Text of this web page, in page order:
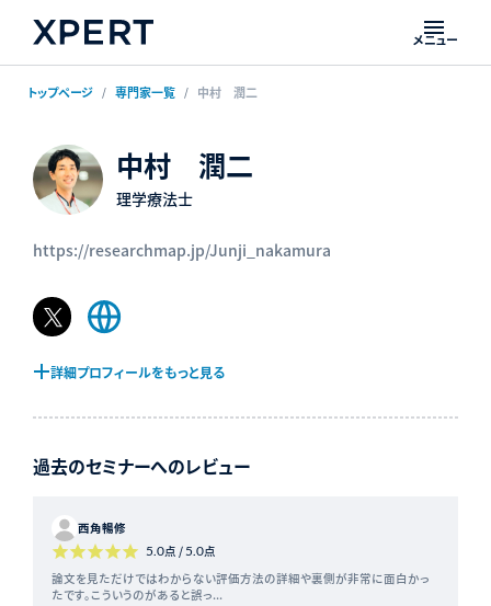
メニュー
トップページ 専門家一覧 中村 潤二
中村 潤二
理学療法士
https://researchmap.jp/Junji_nakamura
𝕏
ー
Web
イ
詳細プロフィールをもっと見る
過去のセミナーへのレビュー
西角暢修
5.0点 / 5.0点
論文を見ただけではわからない評価方法の詳細や裏側が非常に面白かっ
たです。こういうのがあると誤っ...